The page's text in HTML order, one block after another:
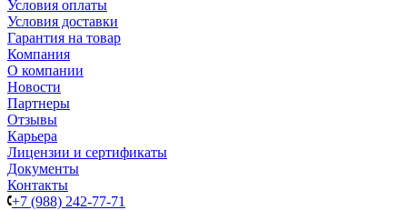
Условия оплаты
Условия доставки
Гарантия на товар
Компания
О компании
Новости
Партнеры
Отзывы
Карьера
Лицензии и сертификаты
Документы
Контакты
+7 (988) 242-77-71